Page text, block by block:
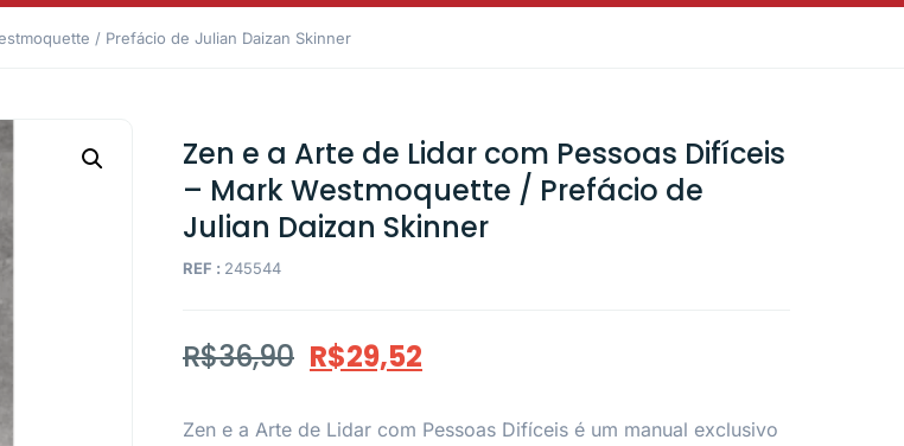
/ Prefácio de Julian Daizan Skinner
Zen e a Arte de Lidar com Pessoas Difíceis
– Mark Westmoquette / Prefácio de
Julian Daizan Skinner
REF : 245544
R$36,90 R$29,52
Zen e a Arte de Lidar com Pessoas Difíceis é um manual exclusivo